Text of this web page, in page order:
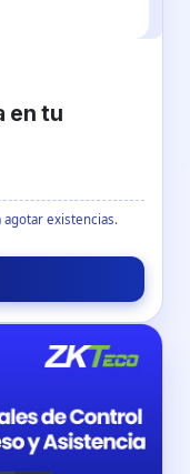
en tu
existencias.